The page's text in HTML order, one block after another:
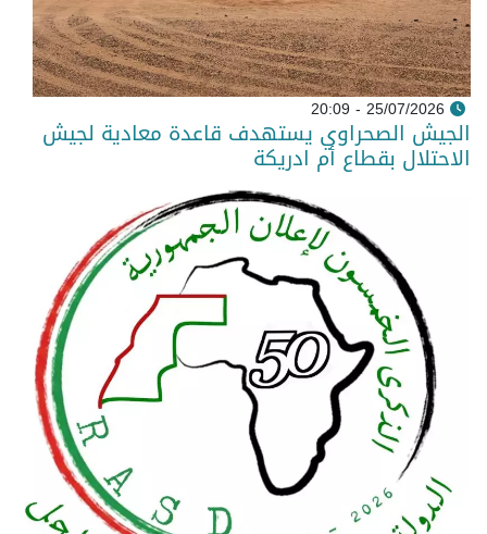
25/07/2026 - 20:09
الجيش الصحراوي يستهدف قاعدة معادية لجيش
الاحتلال بقطاع أم ادريكة